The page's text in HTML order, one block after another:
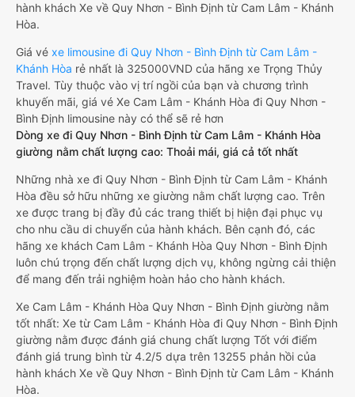
hành khách Xe về Quy Nhơn - Bình Định từ Cam Lâm - Khánh
Hòa.
Giá vé xe limousine đi Quy Nhơn - Bình Định từ Cam Lâm -
Khánh Hòa rẻ nhất là 325000VND của hãng xe Trọng Thủy
Travel. Tùy thuộc vào vị trí ngồi của bạn và chương trình
khuyến mãi, giá vé Xe Cam Lâm - Khánh Hòa đi Quy Nhơn -
Bình Định limousine này có thể sẽ rẻ hơn
Dòng xe đi Quy Nhơn - Bình Định từ Cam Lâm - Khánh Hòa
giường nằm chất lượng cao: Thoải mái, giá cả tốt nhất
Những nhà xe đi Quy Nhơn - Bình Định từ Cam Lâm - Khánh
Hòa đều sở hữu những xe giường nằm chất lượng cao. Trên
xe được trang bị đầy đủ các trang thiết bị hiện đại phục vụ
cho nhu cầu di chuyển của hành khách. Bên cạnh đó, các
hãng xe khách Cam Lâm - Khánh Hòa Quy Nhơn - Bình Định
luôn chú trọng đến chất lượng dịch vụ, không ngừng cải thiện
để mang đến trải nghiệm hoàn hảo cho hành khách.
Xe Cam Lâm - Khánh Hòa Quy Nhơn - Bình Định giường nằm
tốt nhất: Xe từ Cam Lâm - Khánh Hòa đi Quy Nhơn - Bình Định
giường nằm được đánh giá chung chất lượng Tốt với điểm
đánh giá trung bình từ 4.2/5 dựa trên 13255 phản hồi của
hành khách Xe về Quy Nhơn - Bình Định từ Cam Lâm - Khánh
Hòa.